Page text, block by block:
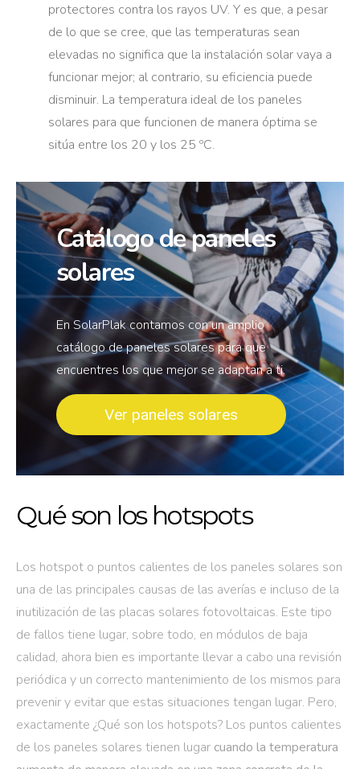
protectores contra los rayos UV. Y es que, a pesar
de lo que se cree, que las temperaturas sean
elevadas no significa que la instalación solar vaya a
funcionar mejor; al contrario, su eficiencia puede
disminuir. La temperatura ideal de los paneles
solares para que funcionen de manera óptima se
sitúa entre los 20 y los 25 ºC.
Catálogo de paneles
solares
En SolarPlak contamos con un amplio
catálogo de paneles solares para que
encuentres los que mejor se adaptan a ti.
Ver paneles solares
Qué son los hotspots
Los hotspot o puntos calientes de los paneles solares son
una de las principales causas de las averías e incluso de la
inutilización de las placas solares fotovoltaicas. Este tipo
de fallos tiene lugar, sobre todo, en módulos de baja
calidad, ahora bien es importante llevar a cabo una revisión
periódica y un correcto mantenimiento de los mismos para
prevenir y evitar que estas situaciones tengan lugar. Pero,
exactamente ¿Qué son los hotspots? Los puntos calientes
de los paneles solares tienen lugar cuando la temperatura